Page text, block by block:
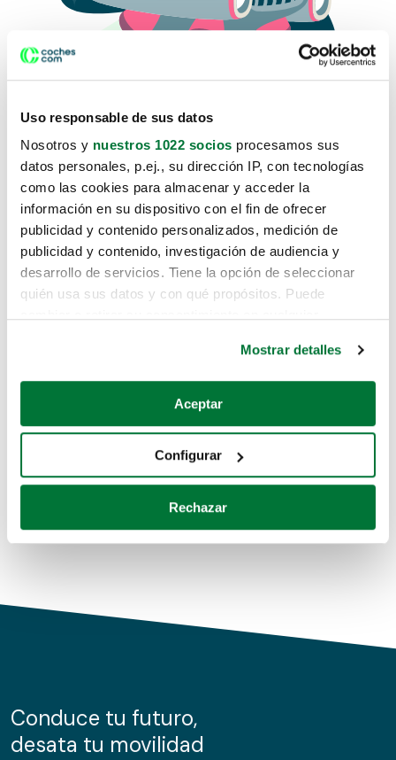
Uso responsable de sus datos
Nosotros y nuestros 1022 socios procesamos sus
datos personales, p.ej., su dirección IP, con tecnologías
como las cookies para almacenar y acceder la
información en su dispositivo con el fin de ofrecer
publicidad y contenido personalizados, medición de
publicidad y contenido, investigación de audiencia y
desarrollo de servicios. Tiene la opción de seleccionar
quién usa sus datos y con qué propósitos. Puede
Si lo permite, también quisiéramos:
Recopilar información sobre su ubicación geográfica
Identificar su dispositivo analizándolo activamente
para buscar características específicas (huellas
Obtenga más información sobre cómo se procesan sus
de cookies.
información sobre el uso que haga del sitio web con
nuestros partners de redes sociales, publicidad y análisis
Mostrar detalles
Aceptar
Configurar
Rechazar
Lo sentimos, no sabemos como
te hemos traido hasta aquí.
Pero puedes encontrar el coche que estás
buscando en alguno de estos enlaces:
Coches de segunda mano
Coches de km0
Conduce tu futuro,
desata tu movilidad